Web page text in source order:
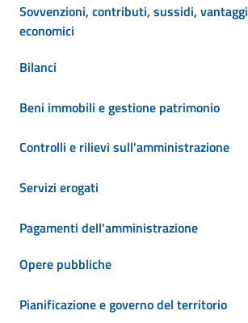
Sovvenzioni, contributi, sussidi, vantaggi
economici
Bilanci
Beni immobili e gestione patrimonio
Controlli e rilievi sull'amministrazione
Servizi erogati
Pagamenti dell'amministrazione
Opere pubbliche
Pianificazione e governo del territorio